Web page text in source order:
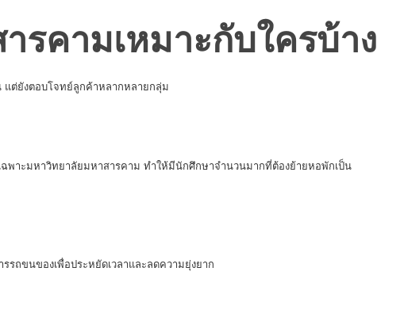
รคามเหมาะกับใครบ้าง
แต่ยังตอบโจทย์ลูกค้าหลากหลายกลุ่ม
พาะมหาวิทยาลัยมหาสารคาม ทำให้มีนักศึกษาจำนวนมากที่ต้องย้ายหอพักเป็น
ถขนของเพื่อประหยัดเวลาและลดความยุ่งยาก